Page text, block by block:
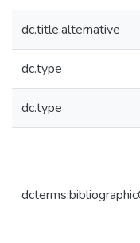
dc.title.alternative
dc.type
dc.type